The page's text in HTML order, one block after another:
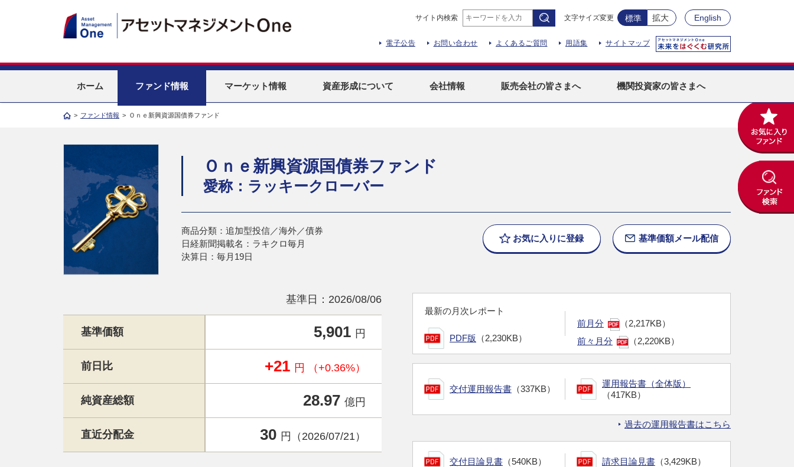
サイト内検索 文字サイズ変更 標準 拡大 English
電子公告 お問い合わせ よくあるご質問 用語集 サイトマップ
ホーム ファンド情報 マーケット情報 資産形成について 会社情報 販売会社の皆さまへ 機関投資家の皆さまへ
> ファンド情報 > Ｏｎｅ新興資源国債券ファンド
Ｏｎｅ新興資源国債券ファンド
愛称：ラッキークローバー
商品分類：追加型投信／海外／債券
日経新聞掲載名：ラキクロ毎月
決算日：毎月19日
お気に入りに登録 基準価額メール配信
基準日：2026/08/06
基準価額 5,901 円
前日比 +21 円 （+0.36%）
純資産総額 28.97 億円
直近分配金 30 円（2026/07/21）
最新の月次レポート
PDF版 （2,230KB）
前月分
（2,217KB）
前々月分
（2,220KB）
交付運用報告書 （337KB）
運用報告書（全体版）
（417KB）
過去の運用報告書はこちら
交付目論見書 （540KB） 請求目論見書 （3,429KB）